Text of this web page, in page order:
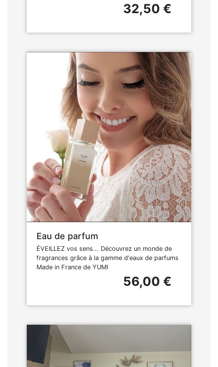
32,50 €
Eau de parfum
ÉVEILLEZ vos sens... Découvrez un monde de
fragrances grâce à la gamme d'eaux de parfums
Made in France de YUMI
56,00 €